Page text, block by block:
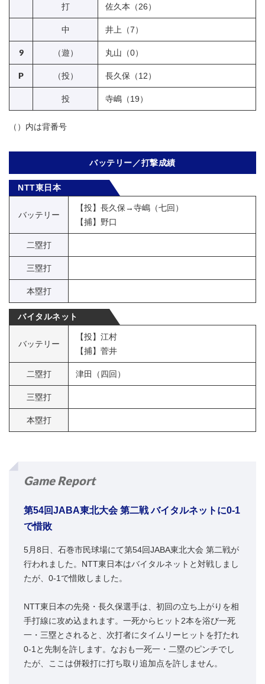
打 佐久本（26）
中 井上（7）
9 （遊） 丸山（0）
P （投） 長久保（12）
投 寺嶋（19）
（）内は背番号
バッテリー／打撃成績
NTT東日本
バッテリー
【投】長久保→寺嶋（七回）
【捕】野口
二塁打
三塁打
本塁打
バイタルネット
バッテリー
【投】江村
【捕】菅井
二塁打 津田（四回）
三塁打
本塁打
Game Report
第54回JABA東北大会 第二戦 バイタルネットに0-1
で惜敗
5月8日、石巻市民球場にて第54回JABA東北大会 第二戦が
行われました。NTT東日本はバイタルネットと対戦しまし
たが、0-1で惜敗しました。
NTT東日本の先発・長久保選手は、初回の立ち上がりを相
手打線に攻め込まれます。一死からヒット2本を浴び一死
一・三塁とされると、次打者にタイムリーヒットを打たれ
0-1と先制を許します。なおも一死一・二塁のピンチでし
たが、ここは併殺打に打ち取り追加点を許しません。